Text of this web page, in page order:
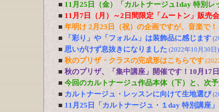
■ 11月25日（金）「カルトナージュ1day 特別レ
■ 11月7日（月）～2日間限定「ムートン」販売
■ 年明け 2月23日（祝）の企画ですが、音楽で！
■ 「彩り」や「フォルム」は装飾品に感じます
■ 思いがけず息抜きになりました (2022年10月30日)
■ 秋のプリザ・クラスの完成形はこちらです
■ 秋のプリザ、「集中講座」開催です！10月17
■ 今回のカルトナージュ作品本体（下）と、次
■ カルトナージュ・レッスンに向けて生地選び
■ 11月25日「カルトナージュ・１day 特別講座